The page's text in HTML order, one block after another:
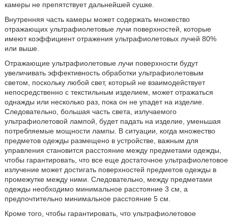
камеры не препятствует дальнейшей сушке.
Внутренняя часть камеры может содержать множество
отражающих ультрафиолетовые лучи поверхностей, которые
имеют коэффициент отражения ультрафиолетовых лучей 80%
или выше.
Отражающие ультрафиолетовые лучи поверхности будут
увеличивать эффективность обработки ультрафиолетовым
светом, поскольку любой свет, который не взаимодействует
непосредственно с текстильным изделием, может отражаться
однажды или несколько раз, пока он не упадет на изделие.
Следовательно, большая часть света, излучаемого
ультрафиолетовой лампой, будет падать на изделие, уменьшая
потребляемые мощности лампы. В ситуации, когда множество
предметов одежды размещено в устройстве, важным для
управления становится расстояние между предметами одежды,
чтобы гарантировать, что все еще достаточное ультрафиолетовое
излучение может достигать поверхностей предметов одежды в
промежутке между ними. Следовательно, между предметами
одежды необходимо минимальное расстояние 3 см, а
предпочтительно минимальное расстояние 5 см.
Кроме того, чтобы гарантировать, что ультрафиолетовое